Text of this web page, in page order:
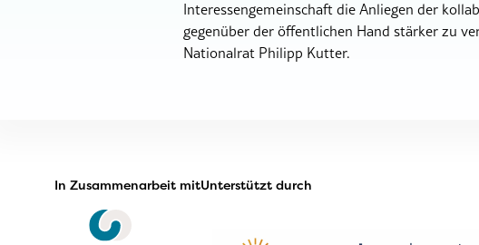
Interessengemeinschaft die Anliegen der
gegenüber der öffentlichen Hand stärker zu
Nationalrat Philipp Kutter.
In Zusammenarbeit mitUnterstützt durch